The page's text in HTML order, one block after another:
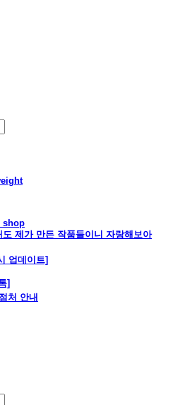
shop
제가 만든 작품들이니 자랑해보아
업데이트]
]
처 안내